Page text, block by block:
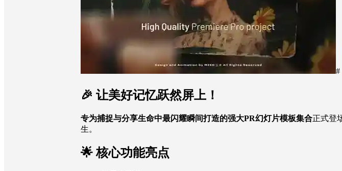
#
🎉 让美好记忆跃然屏上！
专为捕捉与分享生命中最闪耀瞬间打造的强大PR幻灯片模板集合正式登
生。
🌟 核心功能亮点